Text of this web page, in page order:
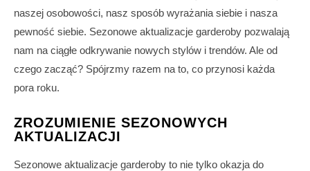
naszej osobowości, nasz sposób wyrażania siebie i nasza
pewność siebie. Sezonowe aktualizacje garderoby pozwalają
nam na ciągłe odkrywanie nowych stylów i trendów. Ale od
czego zacząć? Spójrzmy razem na to, co przynosi każda
pora roku.
ZROZUMIENIE SEZONOWYCH
AKTUALIZACJI
Sezonowe aktualizacje garderoby to nie tylko okazja do